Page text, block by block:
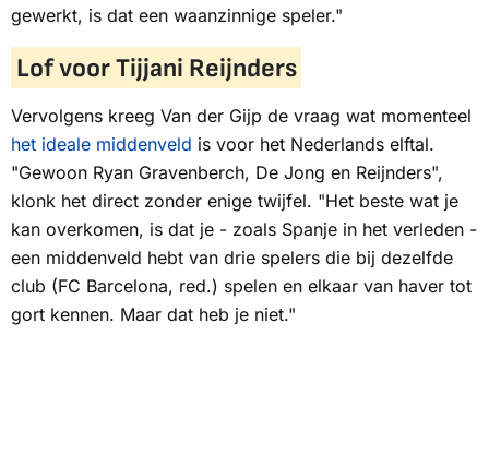
gewerkt, is dat een waanzinnige speler."
Lof voor Tijjani Reijnders
Vervolgens kreeg Van der Gijp de vraag wat momenteel
het ideale middenveld is voor het Nederlands elftal.
"Gewoon Ryan Gravenberch, De Jong en Reijnders",
klonk het direct zonder enige twijfel. "Het beste wat je
kan overkomen, is dat je - zoals Spanje in het verleden -
een middenveld hebt van drie spelers die bij dezelfde
club (FC Barcelona, red.) spelen en elkaar van haver tot
gort kennen. Maar dat heb je niet."